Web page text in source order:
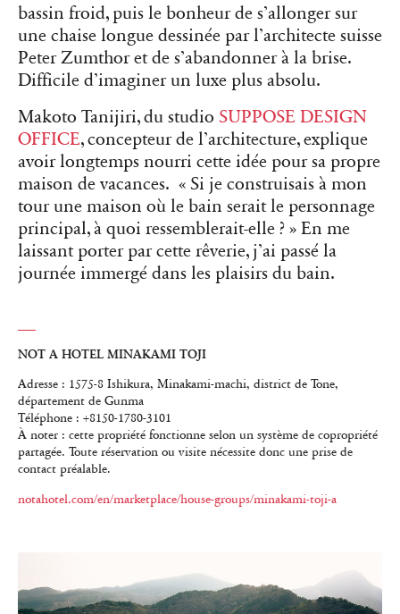
bassin froid, puis le bonheur de s’allonger sur
une chaise longue dessinée par l’architecte suisse
Peter Zumthoret de s’abandonner à la brise.
Difficile d’imaginer un luxe plus absolu.
Makoto Tanijiri, du studio SUPPOSE DESIGN
OFFICE, concepteur de l’architecture, explique
avoir longtemps nourri cette idée pour sa propre
maison de vacances. « Si je construisais à mon
tour une maison où le bain serait le personnage
principal, à quoi ressemblerait-elle ? » En me
laissant porter par cette rêverie, j’ai passé la
journée immergé dans les plaisirs du bain.
NOT A HOTEL MINAKAMI TOJI
Adresse : 1575-8 Ishikura, Minakami-machi, district de Tone,
département de Gunma
Téléphone : +8150-1780-3101
À noter : cette propriété fonctionne selon un système de copropriété
partagée. Toute réservation ou visite nécessite donc une prise de
contact préalable.
notahotel.com/en/marketplace/house-groups/minakami-toji-a